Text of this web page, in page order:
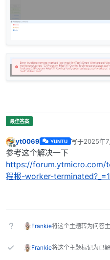
离线
yt0069 YUNTU 写于2025年
最后由 编辑
参考这个解决一下
https://forum.ytmicro.com/
程报-worker-
Frankie将这个主题转为问答
Frankie将这个主题标记为已